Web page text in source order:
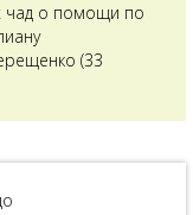
чад о помощи по
(33
пытались
что мы с мужем
мне ставили...